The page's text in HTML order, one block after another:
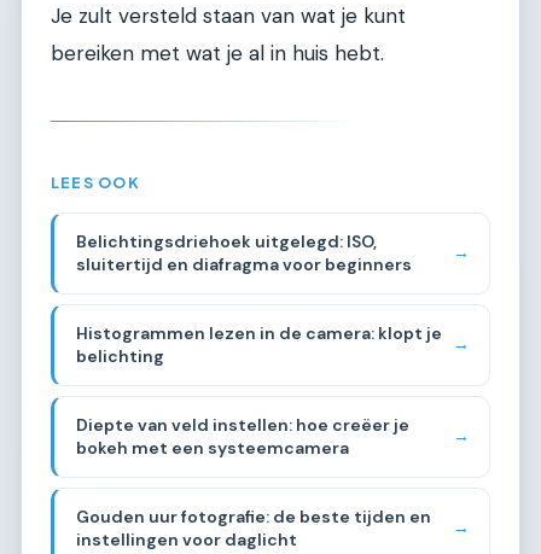
Je zult versteld staan van wat je kunt
bereiken met wat je al in huis hebt.
LEES OOK
Belichtingsdriehoek uitgelegd: ISO,
sluitertijd en diafragma voor beginners
→
Histogrammen lezen in de camera: klopt je
belichting
→
Diepte van veld instellen: hoe creëer je
bokeh met een systeemcamera
→
Gouden uur fotografie: de beste tijden en
instellingen voor daglicht
→